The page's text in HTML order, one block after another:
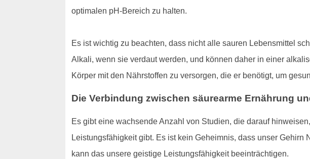
optimalen pH-Bereich zu halten.
Es ist wichtig zu beachten, dass nicht alle sauren Lebensmittel
Alkali, wenn sie verdaut werden, und können daher in einer
Körper mit den Nährstoffen zu versorgen, die er benötigt, um
Die Verbindung zwischen säurearme Ernährung
Es gibt eine wachsende Anzahl von Studien, die darauf
Leistungsfähigkeit gibt. Es ist kein Geheimnis, dass unser
kann das unsere geistige Leistungsfähigkeit beeinträchtigen.